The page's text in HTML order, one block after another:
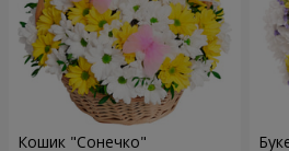
Кошик "Сонечко"